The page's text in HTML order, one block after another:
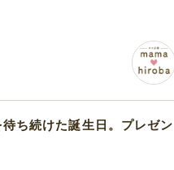
ち続けた誕生日。プレゼン